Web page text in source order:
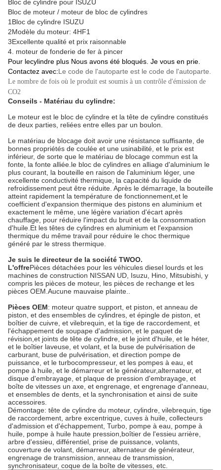
Bloc de cylindre pour ISUZU
Bloc de moteur / moteur de bloc de cylindres
1Bloc de cylindre ISUZU
2Modèle du moteur: 4HF1
3Excellente qualité et prix raisonnable
4. moteur de fonderie de fer à pincer
Pour lecylindre plus Nous avons été bloqués. Je vous en prie.
Contactez avec:Le code de l'autoparte est le code de l'autoparte.
Le nombre de fois où le produit est soumis à un contrôle d'émission de
CO2
Conseils - Matériau du cylindre:
Le moteur est le bloc de cylindre et la tête de cylindre constitués
de deux parties, reliées entre elles par un boulon.
Le matériau de blocage doit avoir une résistance suffisante, de
bonnes propriétés de coulée et une usinabilité, et le prix est
inférieur, de sorte que le matériau de blocage commun est la
fonte, la fonte alliée.le bloc de cylindres en alliage d'aluminium le
plus courant, la bouteille en raison de l'aluminium léger, une
excellente conductivité thermique, la capacité du liquide de
refroidissement peut être réduite. Après le démarrage, la bouteille
atteint rapidement la température de fonctionnement,et le
coefficient d'expansion thermique des pistons en aluminium et
exactement le même, une légère variation d'écart après
chauffage, pour réduire l'impact du bruit et de la consommation
d'huile.Et les têtes de cylindres en aluminium et l'expansion
thermique du même travail pour réduire le choc thermique
généré par le stress thermique.
Je suis le directeur de la société TWOO.
L'offrePièces détachées pour les véhicules diesel lourds et les
machines de construction NISSAN UD, Isuzu, Hino, Mitsubishi, y
compris les pièces de moteur, les pièces de rechange et les
pièces OEM.Aucune mauvaise plainte..
Pièces OEM: moteur quatre support, et piston, et anneau de
piston, et des ensembles de cylindres, et épingle de piston, et
boîtier de cuivre, et vilebrequin, et la tige de raccordement, et
l'échappement de soupape d'admission, et le paquet de
révision,et joints de tête de cylindre, et le joint d'huile, et le héter,
et le boîtier laveuse, et volant, et la buse de pulvérisation de
carburant, buse de pulvérisation, et direction pompe de
puissance, et le turbocompresseur, et les pompes à eau, et
pompe à huile, et le démarreur et le générateur,alternateur, et
disque d'embrayage, et plaque de pression d'embrayage, et
boîte de vitesses un axe, et engrenage, et engrenage d'anneau,
et ensembles de dents, et la synchronisation et ainsi de suite
accessoires.
Démontage: tête de cylindre du moteur, cylindre, vilebrequin, tige
de raccordement, arbre excentrique, cuves à huile, collecteurs
d'admission et d'échappement, Turbo, pompe à eau, pompe à
huile, pompe à huile haute pression,boîtier de l'essieu arrière,
arbre d'essieu, différentiel, prise de puissance, volants,
couverture de volant, démarreur, alternateur de générateur,
engrenage de transmission, anneau de transmission,
synchronisateur, coque de la boîte de vitesses, etc.